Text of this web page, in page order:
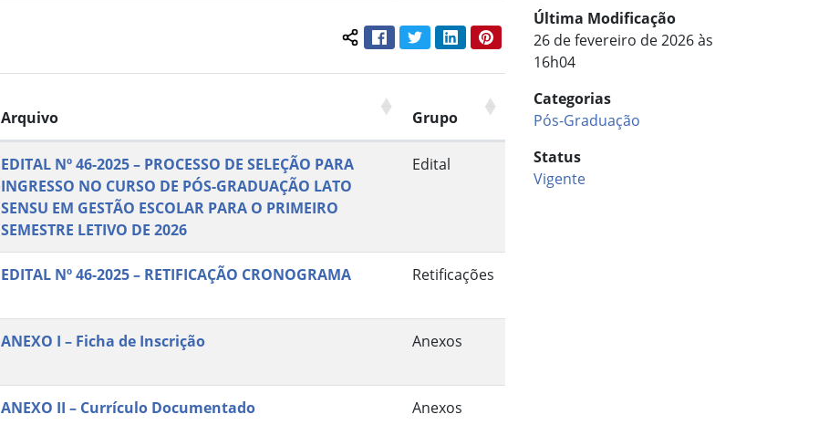
Compartilhar conteúdo:
FacebookTwitterLinkedInPinterest
Arquivo Grupo
EDITAL Nº 46-2025 – PROCESSO DE SELEÇÃO PARA
INGRESSO NO CURSO DE PÓS-GRADUAÇÃO LATO
SENSU EM GESTÃO ESCOLAR PARA O PRIMEIRO
SEMESTRE LETIVO DE 2026
Edital
EDITAL Nº 46-2025 – RETIFICAÇÃO CRONOGRAMA Retificações
ANEXO I – Ficha de Inscrição Anexos
ANEXO II – Currículo Documentado Anexos
Última Modificação
26 de fevereiro de 2026 às
16h04
Categorias
Pós-Graduação
Status
Vigente